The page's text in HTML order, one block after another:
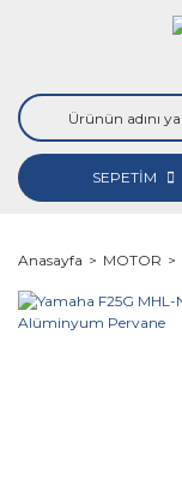
SEPETİM
Anasayfa MOTOR